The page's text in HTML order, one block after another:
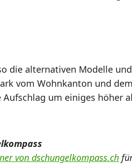
die alternativen Modelle
vom Wohnkanton und
um einiges höher
von dschungelkompass.ch